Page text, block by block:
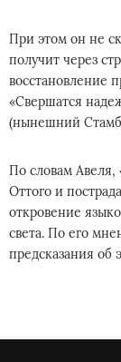
При этом он не
получит через
восстановление
«Свершатся
(нынешний
По словам Авеля,
Оттого и
откровение
света. По его
предсказания об